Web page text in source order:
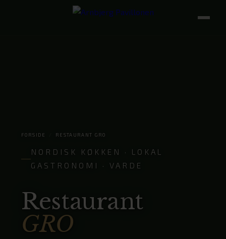
FORSIDE RESTAURANT GRO
NORDISK KØKKEN · LOKAL
GASTRONOMI · VARDE
Restaurant
GRO